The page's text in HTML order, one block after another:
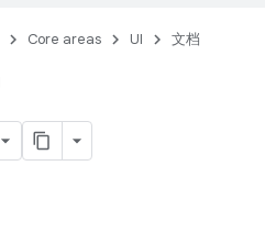
Core areas UI 文档